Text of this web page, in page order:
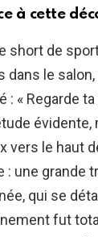
à cette
short de
dans le
« Regarde ta
évidente,
vers le haut
: une grande
qui se
fut